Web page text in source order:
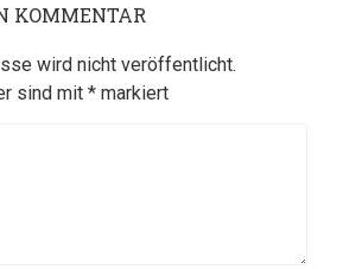
KOMMENTAR
wird nicht veröffentlicht.
sind mit * markiert